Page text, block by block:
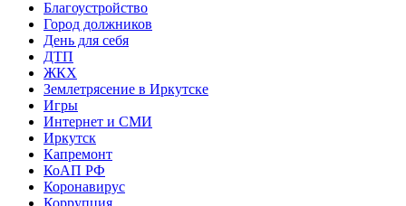
Благоустройство
Город должников
День для себя
ДТП
ЖКХ
Землетрясение в Иркутске
Игры
Интернет и СМИ
Иркутск
Капремонт
КоАП РФ
Коронавирус
Коррупция